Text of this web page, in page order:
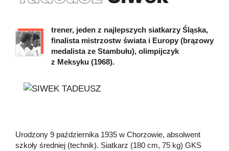
trener, jeden z najlepszych siatkarzy Śląska,
finalista mistrzostw świata i Europy (brązowy
medalista ze Stambułu), olimpijczyk
z Meksyku (1968).
Urodzony 9 października 1935 w Chorzowie, absolwent
szkoły średniej (technik). Siatkarz (180 cm, 75 kg) GKS